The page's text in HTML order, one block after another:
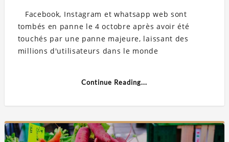
Facebook, Instagram et whatsapp web sont
tombés en panne le 4 octobre après avoir été
touchés par une panne majeure, laissant des
millions d'utilisateurs dans le monde
Continue Reading...